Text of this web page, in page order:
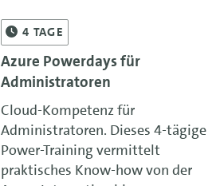
4 TAGE
Azure Powerdays für
Administratoren
Cloud-Kompetenz für
Administratoren. Dieses 4-tägige
Power-Training vermittelt
praktisches Know-how von der